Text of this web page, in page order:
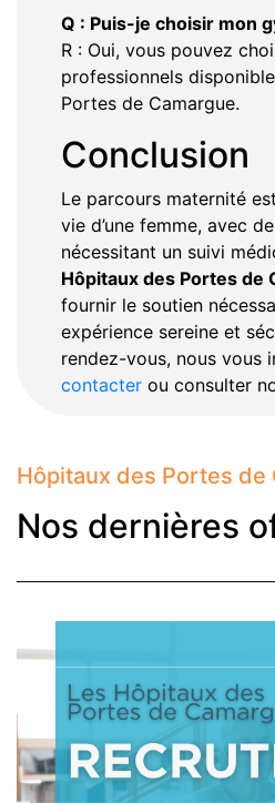
Q : Puis-je choisir mon
R : Oui, vous pouvez
professionnels
Portes de Camargue.
Conclusion
Le parcours maternité
vie d’une femme, avec
nécessitant un suivi
Hôpitaux des Portes de
fournir le soutien
expérience sereine et
rendez-vous, nous vous
contacter ou consulter
Hôpitaux des Portes de
Nos dernières